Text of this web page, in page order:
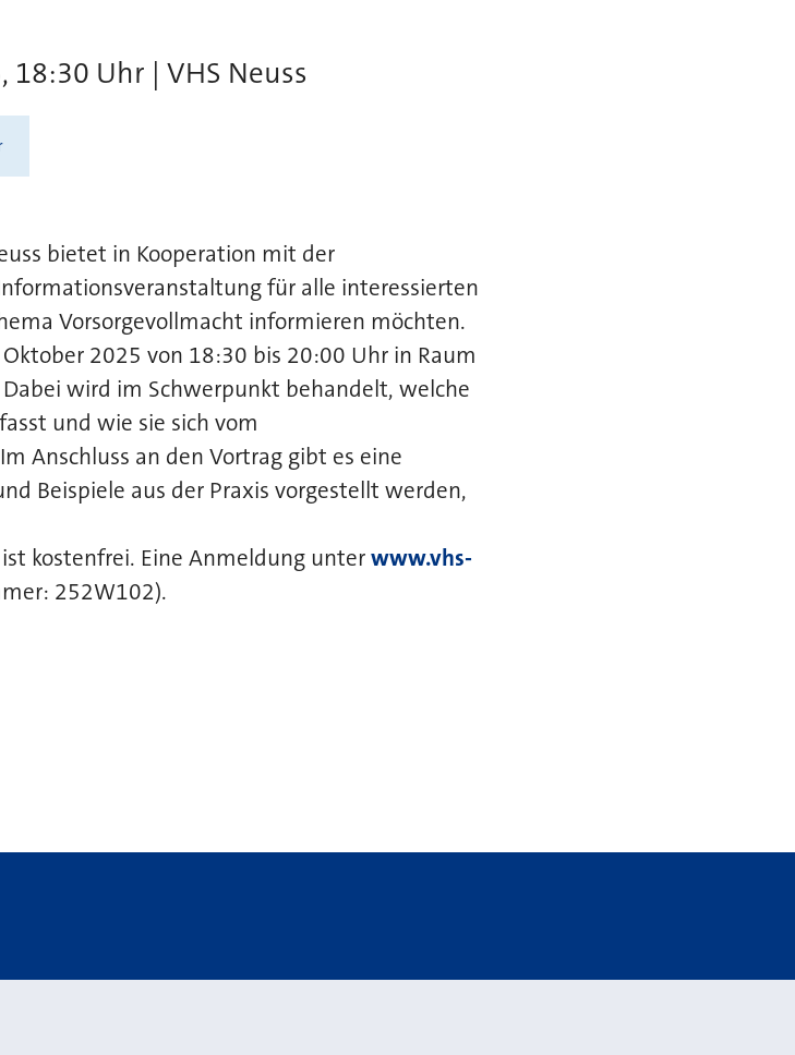
Uhr | VHS Neuss
bietet in Kooperation mit der
für alle interessierten
Vorsorgevollmacht informieren möchten.
2025 von 18:30 bis 20:00 Uhr in Raum
Dabei wird im Schwerpunkt behandelt, welche
und wie sie sich vom
Anschluss an den Vortrag gibt es eine
Beispiele aus der Praxis vorgestellt werden,
kostenfrei. Eine Anmeldung unterwww.vhs-
252W102).